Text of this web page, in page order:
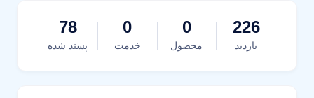
226
بازدید
0
محصول
0
خدمت
78
پسند شده